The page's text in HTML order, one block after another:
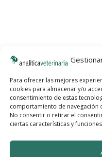
Para ofrecer las mejores
cookies para almacenar y/o
consentimiento de estas
comportamiento de navegación
No consentir o retirar el
ciertas características y
Aviso legal|Política de